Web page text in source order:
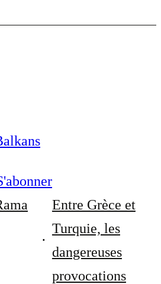
Entre Grèce et
Turquie, les
dangereuses
provocations